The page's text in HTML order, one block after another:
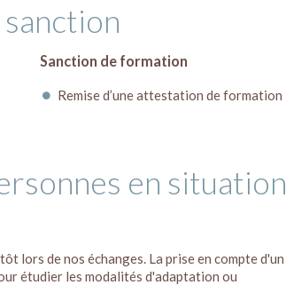
Sanction de formation
Remise d’une attestation de formation
en situation
lors de nos échanges. La prise en compte d'un
étudier les modalités d'adaptation ou